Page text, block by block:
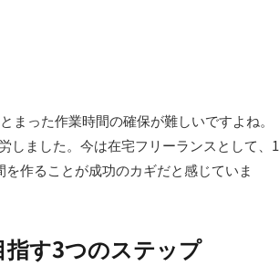
った作業時間の確保が難しいですよね。
しました。今は在宅フリーランスとして、1
作ることが成功のカギだと感じていま
す3つのステップ